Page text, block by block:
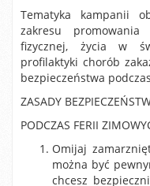
Tematyka kampanii
zakresu
fizycznej, życia w
profilaktyki chorób
bezpieczeństwa
ZASADY
PODCZAS FERII
Omijaj
można być
chcesz